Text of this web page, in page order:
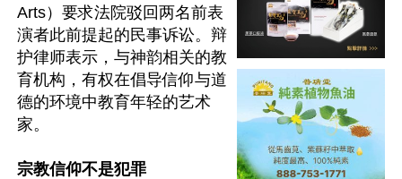
Arts）要求法院驳回两名前表
演者此前提起的民事诉讼。辩
护律师表示，与神韵相关的教
育机构，有权在倡导信仰与道
德的环境中教育年轻的艺术
家。
宗教信仰不是犯罪